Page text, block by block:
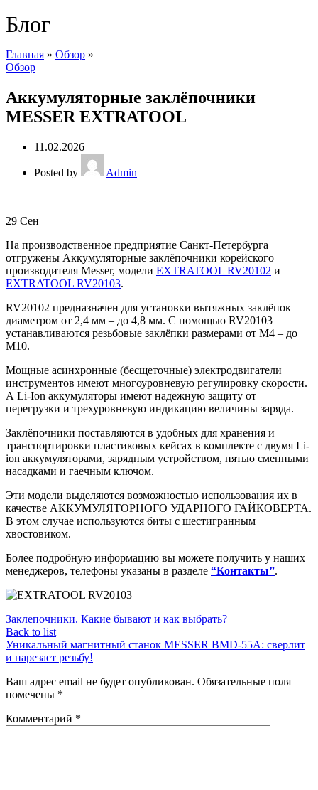
Главная » Обзор »
Обзор
Аккумуляторные заклёпочники
MESSER EXTRATOOL
11.02.2026
Posted by Admin
29 Сен
На производственное предприятие Санкт-Петербурга
отгружены Аккумуляторные заклёпочники корейского
производителя Messer, модели EXTRATOOL RV20102 и
EXTRATOOL RV20103.
RV20102 предназначен для установки вытяжных заклёпок
диаметром от 2,4 мм – до 4,8 мм. С помощью RV20103
устанавливаются резьбовые заклёпки размерами от М4 – до
М10.
Мощные асинхронные (бесщеточные) электродвигатели
инструментов имеют многоуровневую регулировку скорости.
А Li-Ion аккумуляторы имеют надежную защиту от
перегрузки и трехуровневую индикацию величины заряда.
Заклёпочники поставляются в удобных для хранения и
транспортировки пластиковых кейсах в комплекте с двумя Li-
ion аккумуляторами, зарядным устройством, пятью сменными
насадками и гаечным ключом.
Эти модели выделяются возможностью использования их в
качестве АККУМУЛЯТОРНОГО УДАРНОГО ГАЙКОВЕРТА.
В этом случае используются биты с шестигранным
хвостовиком.
Более подробную информацию вы можете получить у наших
менеджеров, телефоны указаны в разделе “Контакты”.
Заклепочники. Какие бывают и как выбрать?
Back to list
Уникальный магнитный станок MESSER BMD-55A: сверлит
и нарезает резьбу!
Ваш адрес email не будет опубликован. Обязательные поля
помечены *
Комментарий *